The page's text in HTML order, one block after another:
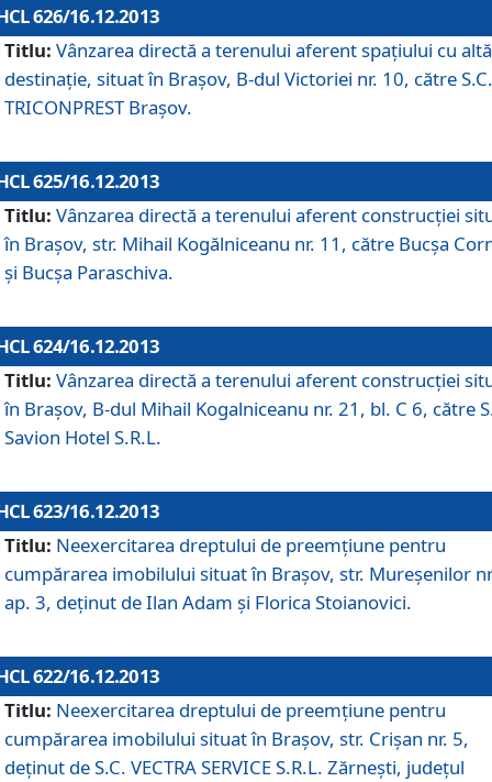
626/16.12.2013
Titlu: Vânzarea directă a terenului aferent spaţiului cu altă
destinaţie, situat în Braşov, B-dul Victoriei nr. 10, către S.C.
TRICONPREST Braşov.
625/16.12.2013
Titlu: Vânzarea directă a terenului aferent construcţiei
în Braşov, str. Mihail Kogălniceanu nr. 11, către Bucşa
şi Bucşa Paraschiva.
624/16.12.2013
Titlu: Vânzarea directă a terenului aferent construcţiei
în Braşov, B-dul Mihail Kogalniceanu nr. 21, bl. C 6, către
Savion Hotel S.R.L.
623/16.12.2013
Titlu: Neexercitarea dreptului de preemţiune pentru
cumpărarea imobilului situat în Braşov, str. Mureşenilor
ap. 3, deţinut de Ilan Adam şi Florica Stoianovici.
622/16.12.2013
Titlu: Neexercitarea dreptului de preemţiune pentru
cumpărarea imobilului situat în Braşov, str. Crişan nr. 5,
deţinut de S.C. VECTRA SERVICE S.R.L. Zărneşti, judeţul